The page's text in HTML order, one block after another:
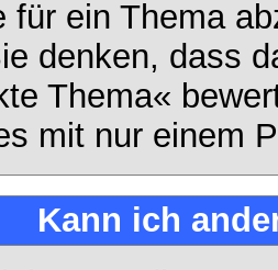
für ein Thema
denken, dass
Thema«
mit nur einem
Kann ich